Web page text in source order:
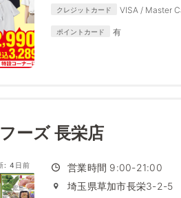
クレジットカード
VISA / Master
ポイントカード 有
ーズ 長栄店
: 4日前
営業時間 9:00-21:00
埼玉県草加市長栄3-2-5